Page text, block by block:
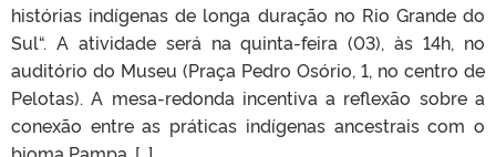
histórias indígenas de longa duração no Rio Grande do
Sul“. A atividade será na quinta-feira (03), às 14h, no
auditório do Museu (Praça Pedro Osório, 1, no centro de
Pelotas). A mesa-redonda incentiva a reflexão sobre a
conexão entre as práticas indígenas ancestrais com o
bioma Pampa. […]